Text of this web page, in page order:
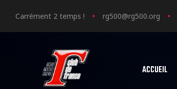
Carrément 2 temps ! rg500@rg500.org
ACCUEIL